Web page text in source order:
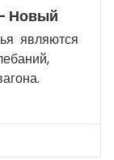
Новый
являются